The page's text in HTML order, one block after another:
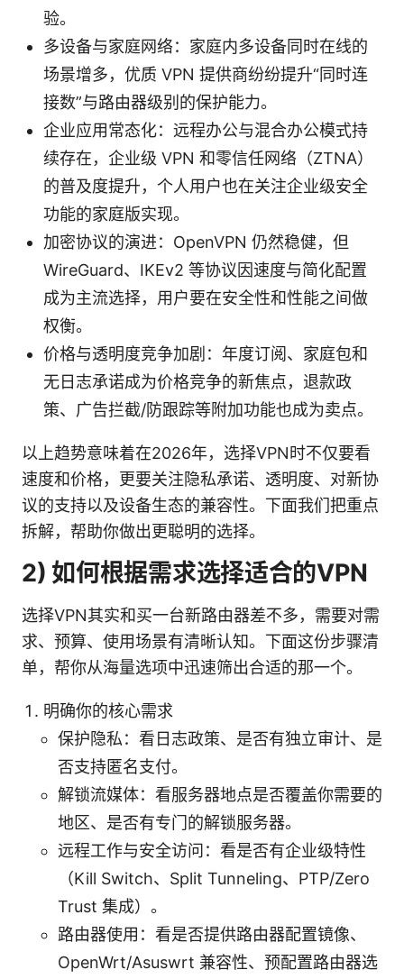
验。
多设备与家庭网络：家庭内多设备同时在线的
场景增多，优质 VPN 提供商纷纷提升“同时连
接数”与路由器级别的保护能力。
企业应用常态化：远程办公与混合办公模式持
续存在，企业级 VPN 和零信任网络（ZTNA）
的普及度提升，个人用户也在关注企业级安全
功能的家庭版实现。
加密协议的演进：OpenVPN 仍然稳健，但
WireGuard、IKEv2 等协议因速度与简化配置
成为主流选择，用户要在安全性和性能之间做
权衡。
价格与透明度竞争加剧：年度订阅、家庭包和
无日志承诺成为价格竞争的新焦点，退款政
策、广告拦截/防跟踪等附加功能也成为卖点。
以上趋势意味着在2026年，选择VPN时不仅要看
速度和价格，更要关注隐私承诺、透明度、对新协
议的支持以及设备生态的兼容性。下面我们把重点
拆解，帮助你做出更聪明的选择。
2) 如何根据需求选择适合的VPN
选择VPN其实和买一台新路由器差不多，需要对需
求、预算、使用场景有清晰认知。下面这份步骤清
单，帮你从海量选项中迅速筛出合适的那一个。
明确你的核心需求
保护隐私：看日志政策、是否有独立审计、是
否支持匿名支付。
解锁流媒体：看服务器地点是否覆盖你需要的
地区、是否有专门的解锁服务器。
远程工作与安全访问：看是否有企业级特性
（Kill Switch、Split Tunneling、PTP/Zero
Trust 集成）。
路由器使用：看是否提供路由器配置镜像、
OpenWrt/Asuswrt 兼容性、预配置路由器选